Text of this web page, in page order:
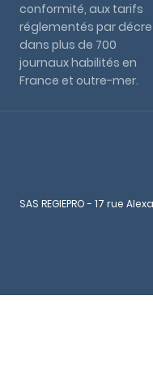
conformité, aux tarifs
réglementés par
dans plus de 700
journaux habilités en
France et outre-mer.
SAS REGIEPRO - 17 rue